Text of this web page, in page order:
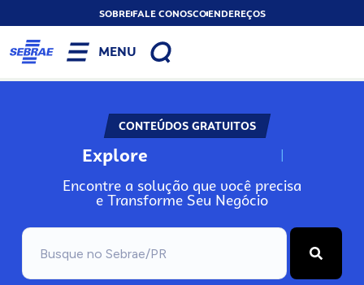
SOBREFALE CONOSCOENDEREÇOS
MENU
CONTEÚDOS GRATUITOS
Explore N
Encontre a solução que você precisa
e Transforme Seu Negócio